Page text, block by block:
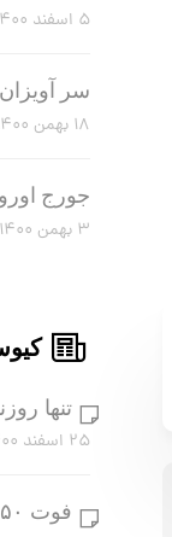
۵ اسفند ۱۴۰۰
سر
۱۸ بهمن ۱۴۰۰
جورج
۳ بهمن ۱۴۰۰
تنها
۲۵ اسفند ۱۴۰۰